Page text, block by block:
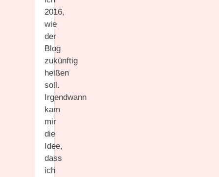
2016,
wie
der
Blog
zukünftig
heißen
soll.
Irgendwann
kam
mir
die
Idee,
dass
ich